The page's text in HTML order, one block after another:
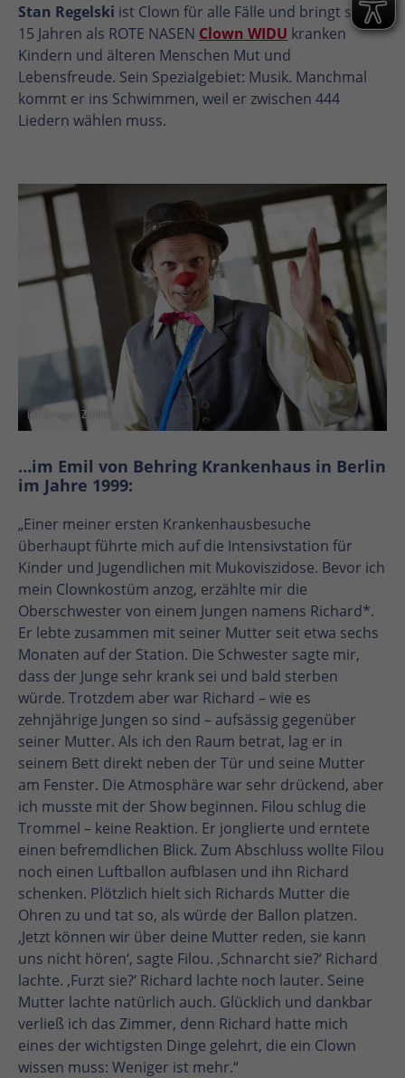
Stan Regelski ist Clown für alle Fälle und bringt seit
15 Jahren als ROTE NASEN Clown WIDU kranken
Kindern und älteren Menschen Mut und
Lebensfreude. Sein Spezialgebiet: Musik. Manchmal
kommt er ins Schwimmen, weil er zwischen 444
Liedern wählen muss.
(c) Gregor Zielke
…im Emil von Behring Krankenhaus in Berlin
im Jahre 1999:
„Einer meiner ersten Krankenhausbesuche
überhaupt führte mich auf die Intensivstation für
Kinder und Jugendlichen mit Mukoviszidose. Bevor ich
mein Clownkostüm anzog, erzählte mir die
Oberschwester von einem Jungen namens Richard*.
Er lebte zusammen mit seiner Mutter seit etwa sechs
Monaten auf der Station. Die Schwester sagte mir,
dass der Junge sehr krank sei und bald sterben
würde. Trotzdem aber war Richard – wie es
zehnjährige Jungen so sind – aufsässig gegenüber
seiner Mutter. Als ich den Raum betrat, lag er in
seinem Bett direkt neben der Tür und seine Mutter
am Fenster. Die Atmosphäre war sehr drückend, aber
ich musste mit der Show beginnen. Filou schlug die
Trommel – keine Reaktion. Er jonglierte und erntete
einen befremdlichen Blick. Zum Abschluss wollte Filou
noch einen Luftballon aufblasen und ihn Richard
schenken. Plötzlich hielt sich Richards Mutter die
Ohren zu und tat so, als würde der Ballon platzen.
‚Jetzt können wir über deine Mutter reden, sie kann
uns nicht hören‘, sagte Filou. ‚Schnarcht sie?‘ Richard
lachte. ‚Furzt sie?‘ Richard lachte noch lauter. Seine
Mutter lachte natürlich auch. Glücklich und dankbar
verließ ich das Zimmer, denn Richard hatte mich
eines der wichtigsten Dinge gelehrt, die ein Clown
wissen muss: Weniger ist mehr.“